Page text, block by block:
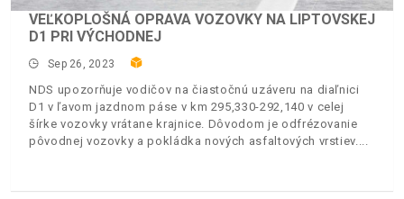
VEĽKOPLOŠNÁ OPRAVA VOZOVKY NA LIPTOVSKEJ
D1 PRI VÝCHODNEJ
Sep 26, 2023
NDS upozorňuje vodičov na čiastočnú uzáveru na diaľnici
D1 v ľavom jazdnom páse v km 295,330-292,140 v celej
šírke vozovky vrátane krajnice. Dôvodom je odfrézovanie
pôvodnej vozovky a pokládka nových asfaltových vrstiev.